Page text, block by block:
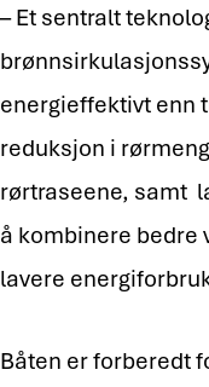
– Et sentralt
energieffektivt enn
reduksjon i
rørtraseene, samt
å kombinere bedre
lavere
Båten er forberedt